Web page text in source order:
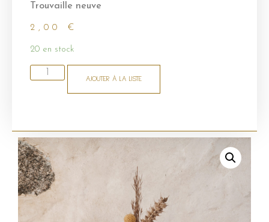
Trouvaille neuve
2,00 €
20 en stock
AJOUTER À LA LISTE